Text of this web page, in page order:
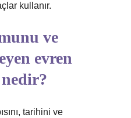
kullanır.
ve
evren
tarihini ve